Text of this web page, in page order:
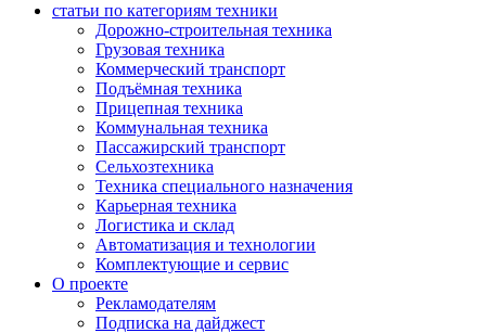
статьи по категориям техники
Дорожно-строительная техника
Грузовая техника
Коммерческий транспорт
Подъёмная техника
Прицепная техника
Коммунальная техника
Пассажирский транспорт
Сельхозтехника
Техника специального назначения
Карьерная техника
Логистика и склад
Автоматизация и технологии
Комплектующие и сервис
О проекте
Рекламодателям
Подписка на дайджест